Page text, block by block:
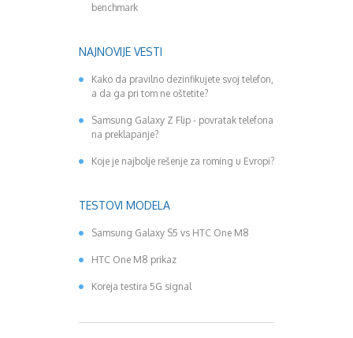
benchmark
NAJNOVIJE VESTI
Kako da pravilno dezinfikujete svoj telefon,
a da ga pri tom ne oštetite?
Samsung Galaxy Z Flip - povratak telefona
na preklapanje?
Koje je najbolje rešenje za roming u Evropi?
TESTOVI MODELA
Samsung Galaxy S5 vs HTC One M8
HTC One M8 prikaz
Koreja testira 5G signal